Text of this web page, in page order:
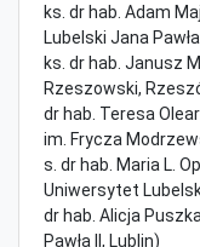
ks. dr hab. Adam
Lubelski Jana
ks. dr hab. Janusz
Rzeszowski,
dr hab. Teresa
im. Frycza
s. dr hab. Maria L.
Uniwersytet
dr hab. Alicja
Pawła II, Lublin)